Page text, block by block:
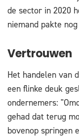
de sector in 2020
niemand pakte
Vertrouwen
Het handelen van
een flinke deuk
ondernemers:
gehad dat terug
bovenop springen